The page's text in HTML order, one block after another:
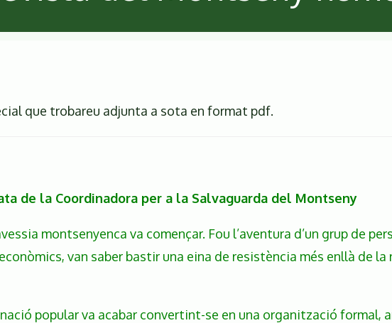
que trobareu adjunta a sota en format pdf.
de la Coordinadora per a la Salvaguarda del Montseny
montsenyenca va començar. Fou l’aventura d’un grup de
van saber bastir una eina de resistència més enllà de
popular va acabar convertint-se en una organització formal,